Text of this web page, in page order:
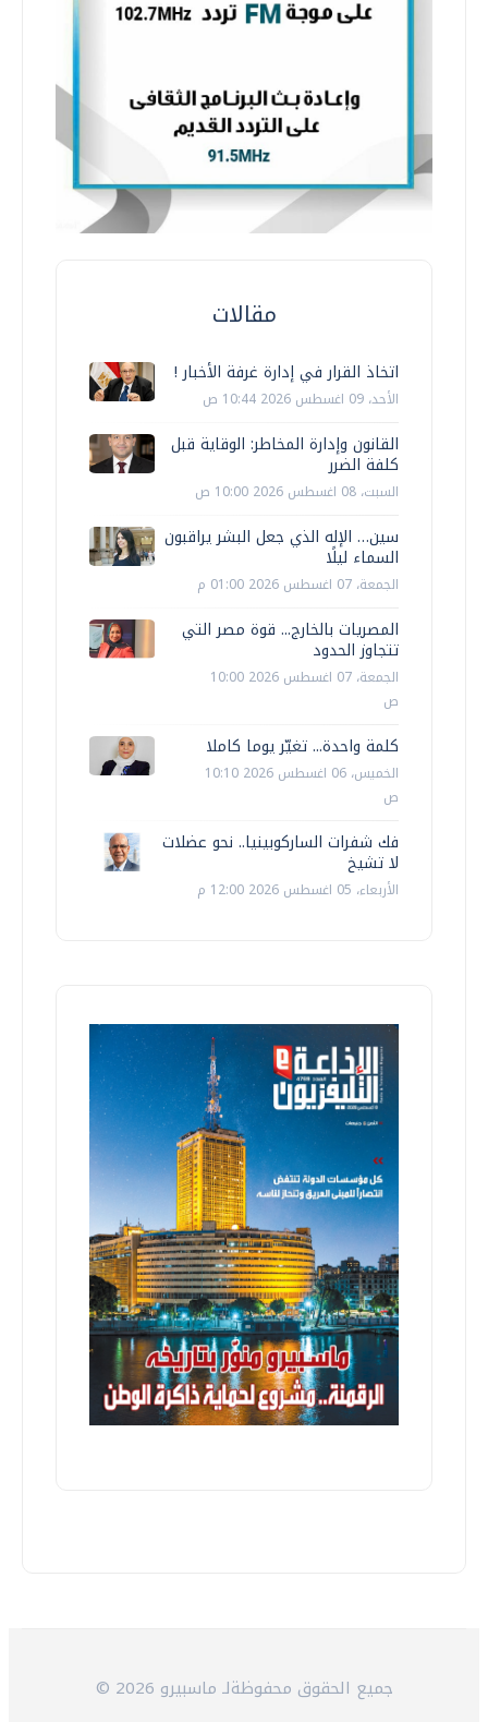
مقالات
اتخاذ القرار في إدارة غرفة الأخبار !
الأحد، 09 اغسطس 2026 10:44 ص
القانون وإدارة المخاطر: الوقاية قبل
كلفة الضرر
السبت، 08 اغسطس 2026 10:00 ص
سين… الإله الذي جعل البشر يراقبون
السماء ليلًا
الجمعة، 07 اغسطس 2026 01:00 م
المصريات بالخارج... قوة مصر التي
تتجاوز الحدود
الجمعة، 07 اغسطس 2026 10:00
ص
كلمة واحدة... تغيّر يوما كاملا
الخميس، 06 اغسطس 2026 10:10
ص
فك شفرات الساركوبينيا.. نحو عضلات
لا تشيخ
الأربعاء، 05 اغسطس 2026 12:00 م
© 2026 جميع الحقوق محفوظةلـ ماسبيرو